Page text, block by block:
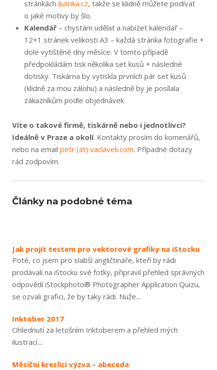
stránkách ilutrika.cz, takže se klidně můžete podívat
o jaké motivy by šlo.
Kalendář – chystám udělat a nabízet kalendář –
12+1 stránek velikosti A3 – každá stránka fotografie +
dole vytištěné dny měsíce. V tomto případě
předpokládám tisk několika set kusů + následné
dotisky. Tiskárna by vytiskla prvních pár set kusů
(klidně za mou zálohu) a následně by je posílala
zákazníkům podle objednávek
Víte o takové firmě, tiskárně nebo i jednotlivci?
Ideálně v Praze a okolí. Kontakty prosím do komenářů,
nebo na email petr (at) vacla­vek.com. Případné dotazy
rád zodpovím.
Články na podobné téma
Jak projít testem pro vektorové grafiky na iStocku
Poté, co jsem pro slabší angličtináře, kteří by rádi
prodávali na iStocku své fotky, připravil přehled správných
odpovědí iStockphoto® Photographer Application Quizu,
se ozvali grafici, že by taky rádi. Nuže...
Inktober 2017
Ohlednutí za letošním Inktoberem a přehled mých
ilustrací....
Měsíční kreslící výzva – abeceda